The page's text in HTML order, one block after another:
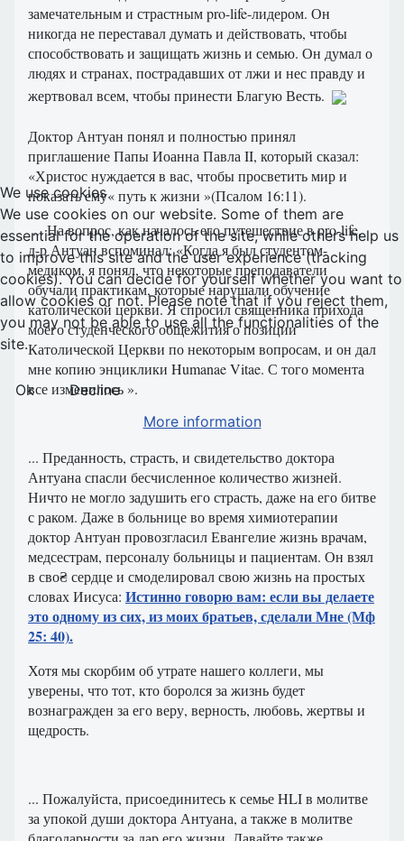
замечательным и страстным pro-life-лидером. Он
никогда не переставал думать и действовать, чтобы
способствовать и защищать жизнь и семью. Он думал о
людях и странах, пострадавших от лжи и нес правду и
жертвовал всем, чтобы принести Благую Весть.
Доктор Антуан понял и полностью принял
приглашение Папы Иоанна Павла II, который сказал:
«Христос нуждается в вас, чтобы просветить мир и
показать ему« путь к жизни »(Псалом 16:11).
... На вопрос, как началось его путешествие в pro-life,
д-р Антуан вспоминал: «Когда я был студентом-
медиком, я понял, что некоторые преподаватели
обучали практикам, которые нарушали обучение
католической церкви. Я спросил священника прихода
моего студенческого общежития о позиции
Католической Церкви по некоторым вопросам, и он дал
мне копию энциклики Humanae Vitae. С того момента
все изменилось ».
... Преданность, страсть, и свидетельство доктора
Антуана спасли бесчисленное количество жизней.
Ничто не могло задушить его страсть, даже на его битве
с раком. Даже в больнице во время химиотерапии
доктор Антуан провозгласил Евангелие жизнь врачам,
медсестрам, персоналу больницы и пациентам. Он взял
в сво₴ сердце и смоделировал свою жизнь на простых
словах Иисуса: Истинно говорю вам: если вы делаете
это одному из сих, из моих братьев, сделали Мне (Мф
25: 40).
Хотя мы скорбим об утрате нашего коллеги, мы
уверены, что тот, кто боролся за жизнь будет
вознагражден за его веру, верность, любовь, жертвы и
щедрость.
... Пожалуйста, присоединитесь к семье HLI в молитве
за упокой души доктора Антуана, а также в молитве
We use cookies
We use cookies on our website. Some of them are
essential for the operation of the site, while others help us
to improve this site and the user experience (tracking
cookies). You can decide for yourself whether you want to
allow cookies or not. Please note that if you reject them,
you may not be able to use all the functionalities of the
site.
Ok
Decline
More information